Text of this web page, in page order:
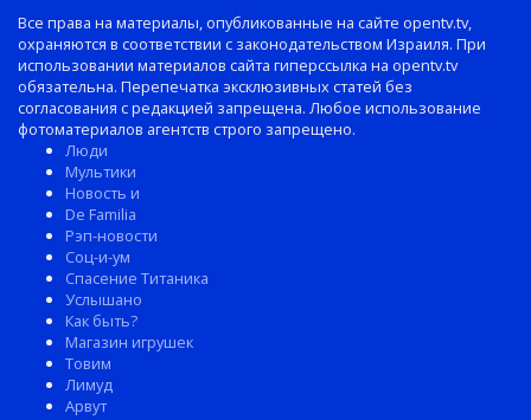
Все права на материалы, опубликованные на сайте opentv.tv,
охраняются в соответствии с законодательством Израиля. При
использовании материалов сайта гиперссылка на opentv.tv
обязательна. Перепечатка эксклюзивных статей без
согласования с редакцией запрещена. Любое использование
фотоматериалов агентств строго запрещено.
Люди
Мультики
Новость и
De Familia
Рэп-новости
Соц-и-ум
Спасение Титаника
Услышано
Как быть?
Магазин игрушек
Товим
Лимуд
Арвут